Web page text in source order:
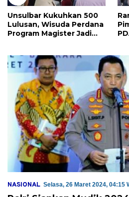
Unsulbar Kukuhkan 500
Lulusan, Wisuda Perdana
Program Magister Jadi
NASIONAL Selasa, 26 Maret 2024, 04:15